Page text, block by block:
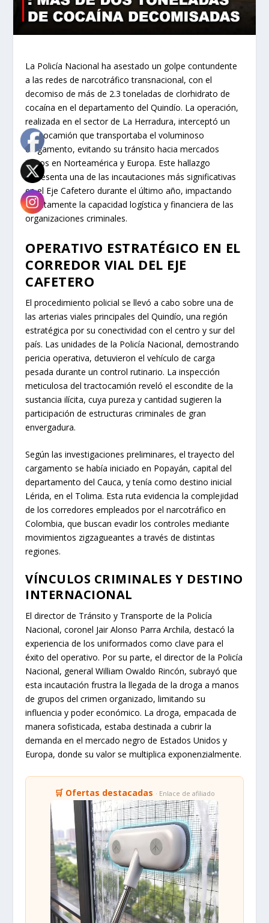
La Policía Nacional ha asestado un golpe contundente
a las redes de narcotráfico transnacional, con el
decomiso de más de 2.3 toneladas de clorhidrato de
cocaína en el departamento del Quindío. La operación,
realizada en el sector de La Herradura, interceptó un
tractocamión que transportaba el voluminoso
cargamento, evitando su tránsito hacia mercados
ilícitos en Norteamérica y Europa. Este hallazgo
representa una de las incautaciones más significativas
en el Eje Cafetero durante el último año, impactando
directamente la capacidad logística y financiera de las
organizaciones criminales.
OPERATIVO ESTRATÉGICO EN EL
CORREDOR VIAL DEL EJE
CAFETERO
El procedimiento policial se llevó a cabo sobre una de
las arterias viales principales del Quindío, una región
estratégica por su conectividad con el centro y sur del
país. Las unidades de la Policía Nacional, demostrando
pericia operativa, detuvieron el vehículo de carga
pesada durante un control rutinario. La inspección
meticulosa del tractocamión reveló el escondite de la
sustancia ilícita, cuya pureza y cantidad sugieren la
participación de estructuras criminales de gran
envergadura.
Según las investigaciones preliminares, el trayecto del
cargamento se había iniciado en Popayán, capital del
departamento del Cauca, y tenía como destino inicial
Lérida, en el Tolima. Esta ruta evidencia la complejidad
de los corredores empleados por el narcotráfico en
Colombia, que buscan evadir los controles mediante
movimientos zigzagueantes a través de distintas
regiones.
VÍNCULOS CRIMINALES Y DESTINO
INTERNACIONAL
El director de Tránsito y Transporte de la Policía
Nacional, coronel Jair Alonso Parra Archila, destacó la
experiencia de los uniformados como clave para el
éxito del operativo. Por su parte, el director de la Policía
Nacional, general William Owaldo Rincón, subrayó que
esta incautación frustra la llegada de la droga a manos
de grupos del crimen organizado, limitando su
influencia y poder económico. La droga, empacada de
manera sofisticada, estaba destinada a cubrir la
demanda en el mercado negro de Estados Unidos y
Europa, donde su valor se multiplica exponenzialmente.
🛒 Ofertas destacadas · Enlace de afiliado